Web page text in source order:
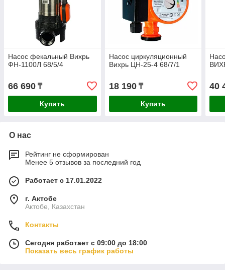
Насос фекальный Вихрь
ФН-1100Л 68/5/4
66 690 ₸
Купить
Насос циркуляционный
Вихрь ЦН-25-4 68/7/1
18 190₸
Купить
40
О нас
Рейтинг не сформирован
Менее 5 отзывов за последний год
Работает с 17.01.2022
г. Актобе
Актобе, Казахстан
Контакты
Сегодня работает с 09:00 до 18:00
Показать весь график работы